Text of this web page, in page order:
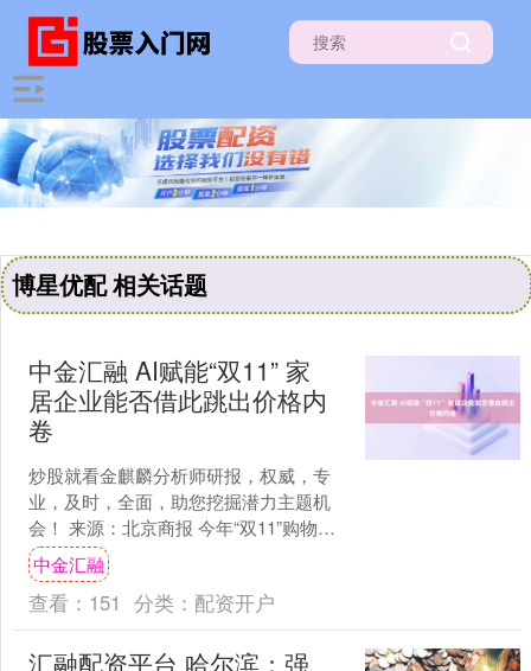
博星优配 相关话题
中金汇融 AI赋能“双11” 家
居企业能否借此跳出价格内
卷
炒股就看金麒麟分析师研报，权威，专
业，及时，全面，助您挖掘潜力主题机
会！ 来源：北京商报 今年“双11”购物
季，家居行业告别单一价格战，转向以
全屋整装、AI技术....
中金汇融
查看： 151 分类： 配资开户
汇融配资平台 哈尔滨：强